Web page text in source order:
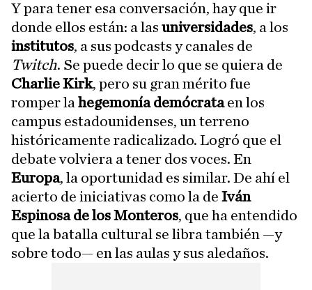
Y para tener esa conversación, hay que ir
donde ellos están: a las universidades, a los
institutos, a sus podcasts y canales de
Twitch. Se puede decir lo que se quiera de
Charlie Kirk, pero su gran mérito fue
romper la hegemonía demócrataen los
campus estadounidenses, un terreno
históricamente radicalizado. Logró que el
debate volviera a tener dos voces. En
Europa, la oportunidad es similar. De ahí el
acierto de iniciativas como la de Iván
Espinosa de los Monteros, que ha entendido
que la batalla cultural se libra también —y
sobre todo— en las aulas y sus aledaños.